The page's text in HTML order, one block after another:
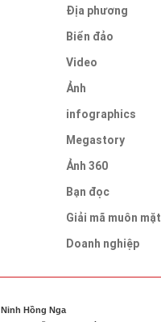
Địa phương
Biển đảo
Video
Ảnh
infographics
Megastory
Ảnh 360
Bạn đọc
Giải mã muôn mặt
Doanh nghiệp
Ninh Hồng Nga